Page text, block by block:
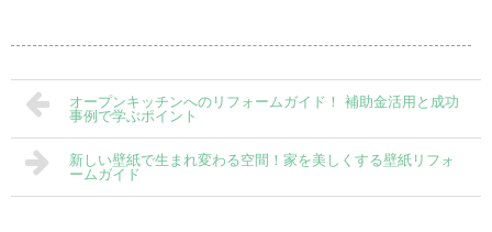
オープンキッチンへのリフォームガイド！ 補助金活用と成功
事例で学ぶポイント
新しい壁紙で生まれ変わる空間！家を美しくする壁紙リフォ
ームガイド